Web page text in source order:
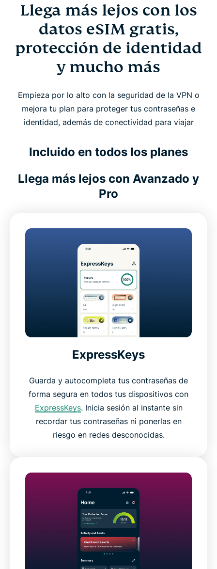
Llega más lejos con los
datos eSIM gratis,
protección de identidad
y mucho más
Empieza por lo alto con la seguridad de la VPN o
mejora tu plan para proteger tus contraseñas e
identidad, además de conectividad para viajar
Incluido en todos los planes
Llega más lejos con Avanzado y
Pro
ExpressKeys
Guarda y autocompleta tus contraseñas de
forma segura en todos tus dispositivos con
ExpressKeys. Inicia sesión al instante sin
recordar tus contraseñas ni ponerlas en
riesgo en redes desconocidas.